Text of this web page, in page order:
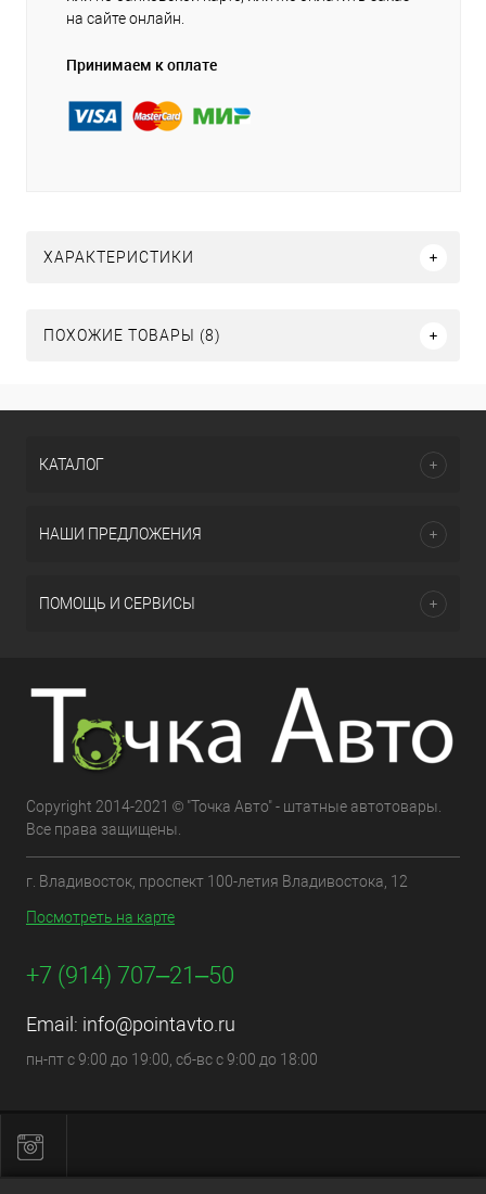
на сайте онлайн.
Принимаем к оплате
ХАРАКТЕРИСТИКИ
ПОХОЖИЕ ТОВАРЫ (8)
КАТАЛОГ
НАШИ ПРЕДЛОЖЕНИЯ
ПОМОЩЬ И СЕРВИСЫ
Copyright 2014-2021 © "Точка Авто" - штатные автотовары.
Все права защищены.
г. Владивосток, проспект 100-летия Владивостока, 12
Посмотреть на карте
+7 (914) 707‒21‒50
Email: info@pointavto.ru
пн-пт с 9:00 до 19:00, сб-вс с 9:00 до 18:00